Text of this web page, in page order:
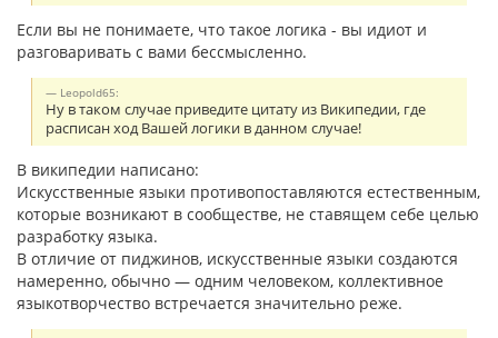
Если вы не понимаете, что такое логика - вы идиот и
разговаривать с вами бессмысленно.
Leopold65:
Ну в таком случае приведите цитату из Википедии, где
расписан ход Вашей логики в данном случае!
В википедии написано:
Искусственные языки противопоставляются естественным,
которые возникают в сообществе, не ставящем себе целью
разработку языка.
В отличие от пиджинов, искусственные языки создаются
намеренно, обычно — одним человеком, коллективное
языкотворчество встречается значительно реже.